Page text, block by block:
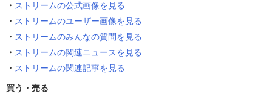
ストリームの公式画像を見る
ストリームのユーザー画像を見る
ストリームのみんなの質問を見る
ストリームの関連ニュースを見る
ストリームの関連記事を見る
買う・売る